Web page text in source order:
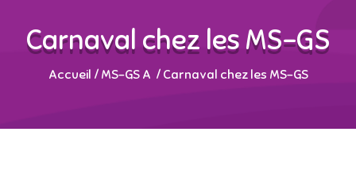
Carnaval chez les MS-GS
Accueil / MS-GS A /Carnaval chez les MS-GS